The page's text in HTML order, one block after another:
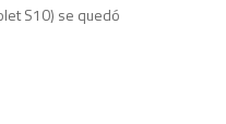
S10) se quedó